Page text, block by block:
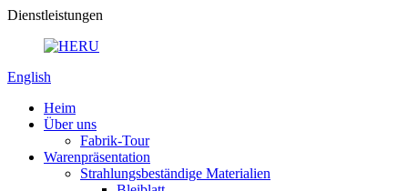
Dienstleistungen
English
Heim
Über uns
Fabrik-Tour
Warenpräsentation
Strahlungsbeständige Materialien